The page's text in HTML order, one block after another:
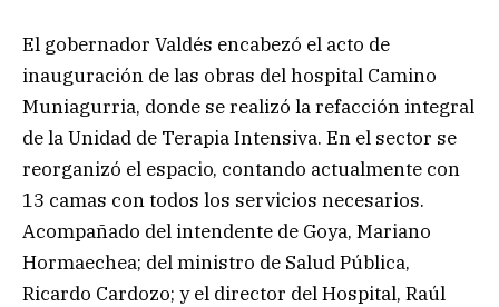
El gobernador Valdés encabezó el acto de
inauguración de las obras del hospital Camino
Muniagurria, donde se realizó la refacción integral
de la Unidad de Terapia Intensiva. En el sector se
reorganizó el espacio, contando actualmente con
13 camas con todos los servicios necesarios.
Acompañado del intendente de Goya, Mariano
Hormaechea; del ministro de Salud Pública,
Ricardo Cardozo; y el director del Hospital, Raúl